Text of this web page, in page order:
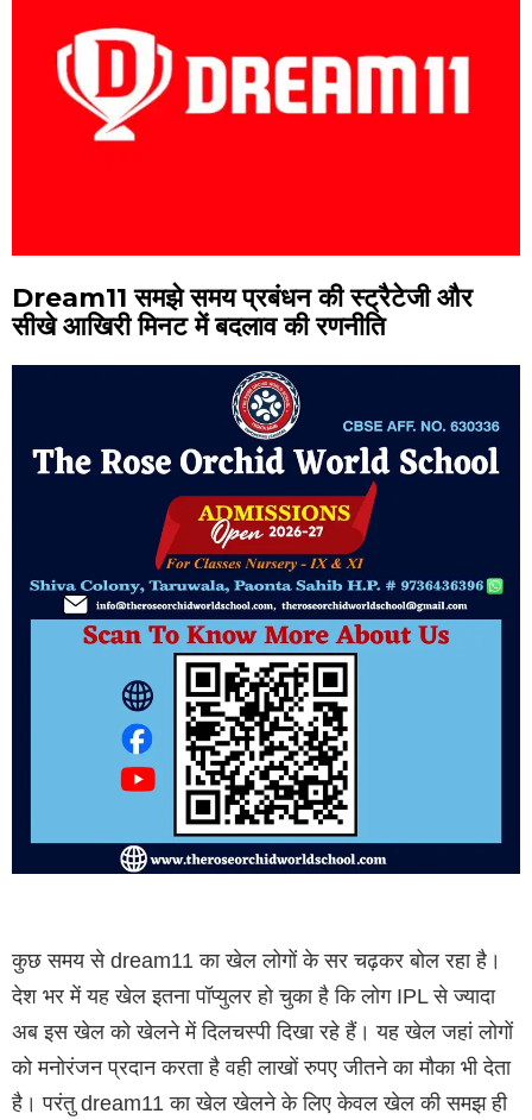
Dream11 समझे समय प्रबंधन की स्ट्रैटेजी और
सीखे आखिरी मिनट में बदलाव की रणनीति
कुछ समय से dream11 का खेल लोगों के सर चढ़कर बोल रहा है।
देश भर में यह खेल इतना पॉप्युलर हो चुका है कि लोग IPL से ज्यादा
अब इस खेल को खेलने में दिलचस्पी दिखा रहे हैं। यह खेल जहां लोगों
को मनोरंजन प्रदान करता है वही लाखों रुपए जीतने का मौका भी देता
है। परंतु dream11 का खेल खेलने के लिए केवल खेल की समझ ही